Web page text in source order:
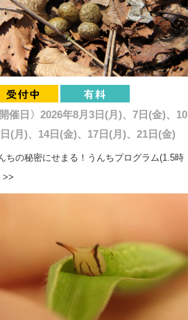
開催日〉2026年8月3日(月)、7日(金)、10
日(月)、14日(金)、17日(月)、21日(金)
ちの秘密にせまる！うんちプログラム(1.5時
>>